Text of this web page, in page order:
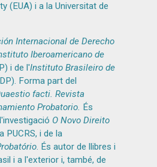
(EUA) i a la Universitat de
Internacional de Derecho
Iberoamericano de
i de l'Instituto Brasileiro de
Forma part del
facti. Revista
Probatorio. És
O Novo Direito
PUCRS, i de la
. És autor de llibres i
i a l'exterior i, també, de